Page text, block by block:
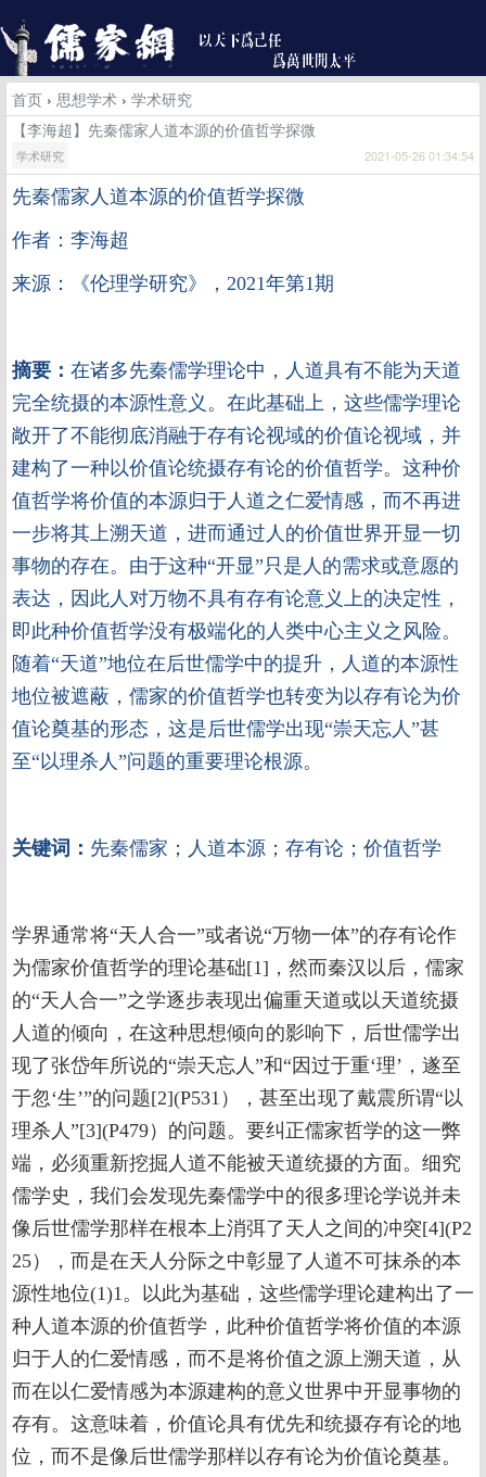
首页 › 思想学术 › 学术研究
【李海超】先秦儒家人道本源的价值哲学探微
学术研究 2021-05-26 01:34:54
先秦儒家人道本源的价值哲学探微
作者：李海超
来源：《伦理学研究》，2021年第1期
摘要： 在诸多先秦儒学理论中，人道具有不能为天道
完全统摄的本源性意义。在此基础上，这些儒学理论
敞开了不能彻底消融于存有论视域的价值论视域，并
建构了一种以价值论统摄存有论的价值哲学。这种价
值哲学将价值的本源归于人道之仁爱情感，而不再进
一步将其上溯天道，进而通过人的价值世界开显一切
事物的存在。由于这种“开显”只是人的需求或意愿的
表达，因此人对万物不具有存有论意义上的决定性，
即此种价值哲学没有极端化的人类中心主义之风险。
随着“天道”地位在后世儒学中的提升，人道的本源性
地位被遮蔽，儒家的价值哲学也转变为以存有论为价
值论奠基的形态，这是后世儒学出现“崇天忘人”甚
至“以理杀人”问题的重要理论根源。
关键词： 先秦儒家；人道本源；存有论；价值哲学
学界通常将“天人合一”或者说“万物一体”的存有论作
为儒家价值哲学的理论基础[1]，然而秦汉以后，儒家
的“天人合一”之学逐步表现出偏重天道或以天道统摄
人道的倾向，在这种思想倾向的影响下，后世儒学出
现了张岱年所说的“崇天忘人”和“因过于重‘理’，遂至
于忽‘生’”的问题[2](P531），甚至出现了戴震所谓“以
理杀人”[3](P479）的问题。要纠正儒家哲学的这一弊
端，必须重新挖掘人道不能被天道统摄的方面。细究
儒学史，我们会发现先秦儒学中的很多理论学说并未
像后世儒学那样在根本上消弭了天人之间的冲突[4](P2
25），而是在天人分际之中彰显了人道不可抹杀的本
源性地位(1)1。以此为基础，这些儒学理论建构出了一
种人道本源的价值哲学，此种价值哲学将价值的本源
归于人的仁爱情感，而不是将价值之源上溯天道，从
而在以仁爱情感为本源建构的意义世界中开显事物的
存有。这意味着，价值论具有优先和统摄存有论的地
位，而不是像后世儒学那样以存有论为价值论奠基。